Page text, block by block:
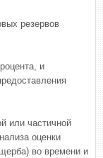
резервов
и
или частичной
оценки
во времени и